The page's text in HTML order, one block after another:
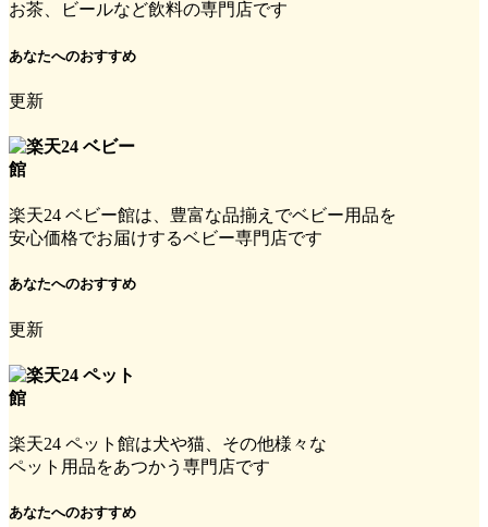
お茶、ビールなど飲料の専門店です
あなたへのおすすめ
更新
楽天24 ベビー館は、豊富な品揃えでベビー用品を
安心価格でお届けするベビー専門店です
あなたへのおすすめ
更新
楽天24 ペット館は犬や猫、その他様々な
ペット用品をあつかう専門店です
あなたへのおすすめ